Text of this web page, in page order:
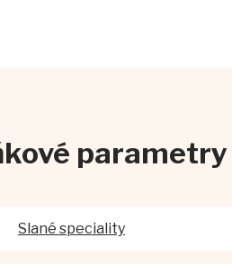
parametry
Slané speciality